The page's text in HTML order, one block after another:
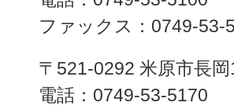
ファックス：0749-53-
〒521-0292 米原市長
電話：0749-53-5170